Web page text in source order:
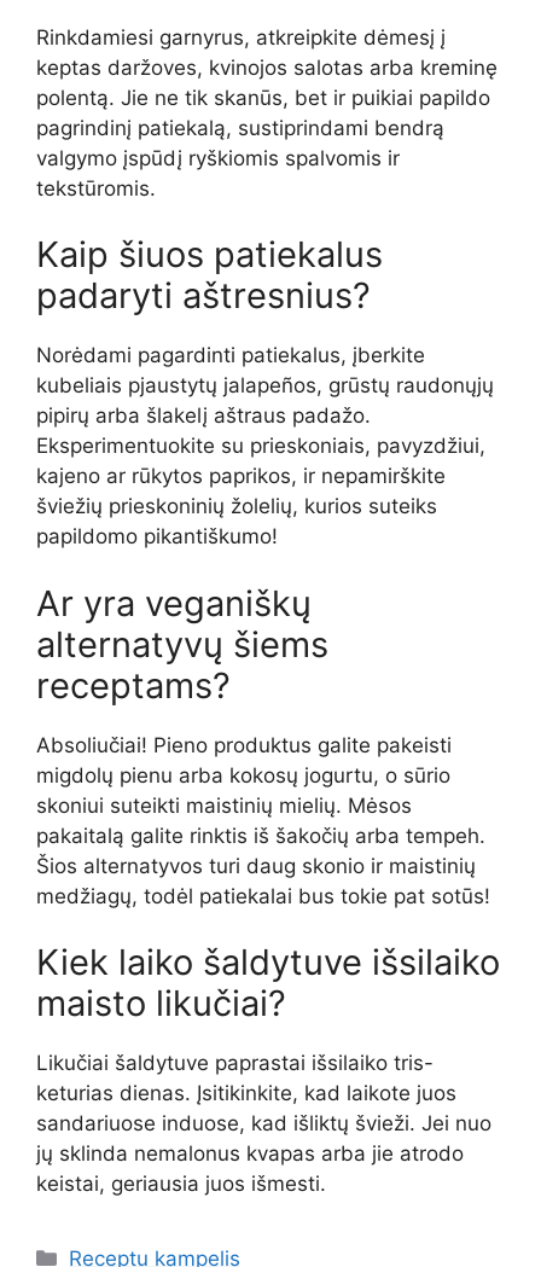
Rinkdamiesi garnyrus, atkreipkite dėmesį į
keptas daržoves, kvinojos salotas arba kreminę
polentą. Jie ne tik skanūs, bet ir puikiai papildo
pagrindinį patiekalą, sustiprindami bendrą
valgymo įspūdį ryškiomis spalvomis ir
tekstūromis.
Kaip šiuos patiekalus
padaryti aštresnius?
Norėdami pagardinti patiekalus, įberkite
kubeliais pjaustytų jalapeños, grūstų raudonųjų
pipirų arba šlakelį aštraus padažo.
Eksperimentuokite su prieskoniais, pavyzdžiui,
kajeno ar rūkytos paprikos, ir nepamirškite
šviežių prieskoninių žolelių, kurios suteiks
papildomo pikantiškumo!
Ar yra veganiškų
alternatyvų šiems
receptams?
Absoliučiai! Pieno produktus galite pakeisti
migdolų pienu arba kokosų jogurtu, o sūrio
skoniui suteikti maistinių mielių. Mėsos
pakaitalą galite rinktis iš šakočių arba tempeh.
Šios alternatyvos turi daug skonio ir maistinių
medžiagų, todėl patiekalai bus tokie pat sotūs!
Kiek laiko šaldytuve išsilaiko
maisto likučiai?
Likučiai šaldytuve paprastai išsilaiko tris-
keturias dienas. Įsitikinkite, kad laikote juos
sandariuose induose, kad išliktų švieži. Jei nuo
jų sklinda nemalonus kvapas arba jie atrodo
keistai, geriausia juos išmesti.
Kategorijos
Receptu kampelis